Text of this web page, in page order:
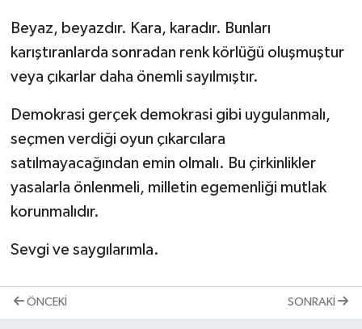
Beyaz, beyazdır. Kara, karadır. Bunları
karıştıranlarda sonradan renk körlüğü oluşmuştur
veya çıkarlar daha önemli sayılmıştır.
Demokrasi gerçek demokrasi gibi uygulanmalı,
seçmen verdiği oyun çıkarcılara
satılmayacağından emin olmalı. Bu çirkinlikler
yasalarla önlenmeli, milletin egemenliği mutlak
korunmalıdır.
Sevgi ve saygılarımla.
ÖNCEKI SONRAKI